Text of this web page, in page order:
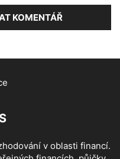
KOMENTÁŘ
v oblasti financí.